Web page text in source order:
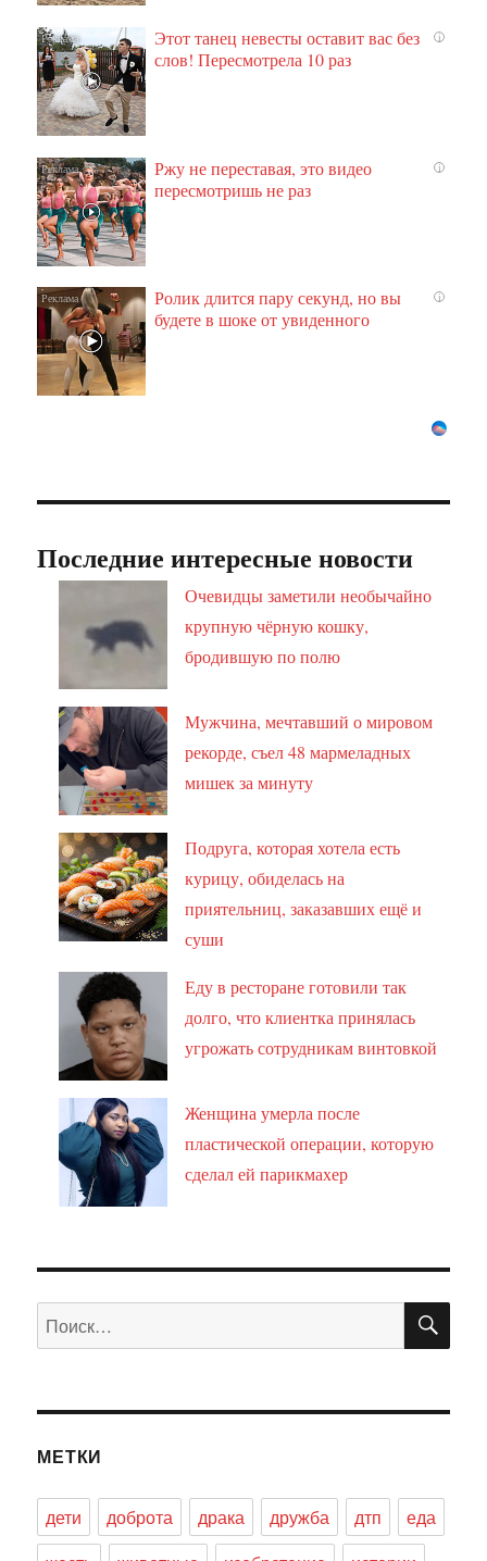
i
Этот танец невесты оставит вас без
слов! Пересмотрела 10 раз
i
Ржу не переставая, это видео
пересмотришь не раз
i
Ролик длится пару секунд, но вы
будете в шоке от увиденного
Последние интересные новости
Очевидцы заметили необычайно
крупную чёрную кошку,
бродившую по полю
Мужчина, мечтавший о мировом
рекорде, съел 48 мармеладных
мишек за минуту
Подруга, которая хотела есть
курицу, обиделась на
приятельниц, заказавших ещё и
суши
Еду в ресторане готовили так
долго, что клиентка принялась
угрожать сотрудникам винтовкой
Женщина умерла после
пластической операции, которую
сделал ей парикмахер
Искать:
МЕТКИ
дети доброта драка дружба дтп
еда